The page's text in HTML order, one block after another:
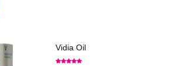
Vidia Oil